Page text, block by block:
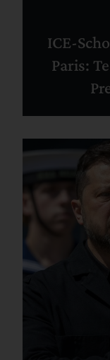
ICE-
Paris: